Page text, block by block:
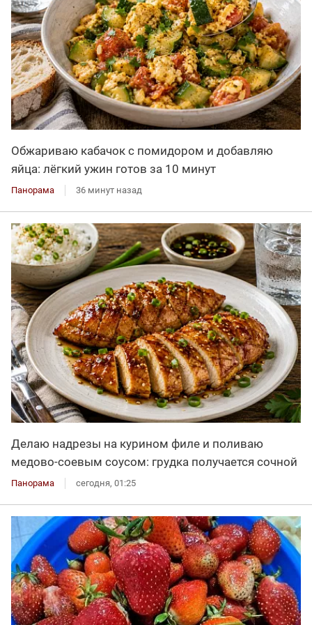
Обжариваю кабачок с помидором и добавляю
яйца: лёгкий ужин готов за 10 минут
Панорама 36 минут назад
Делаю надрезы на курином филе и поливаю
медово-соевым соусом: грудка получается сочной
Панорама сегодня, 01:25